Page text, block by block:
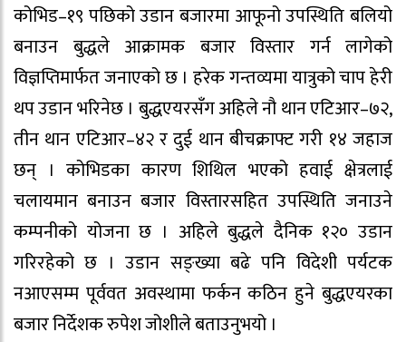
कोभिड–१९ पछिको उडान बजारमा आफूनो उपस्थिति बलियो
बनाउन बुद्धले आक्रामक बजार विस्तार गर्न लागेको
विज्ञप्तिमार्फत जनाएको छ । हरेक गन्तव्यमा यात्रुको चाप हेरी
थप उडान भरिनेछ । बुद्धएयरसँग अहिले नौ थान एटिआर–७२,
तीन थान एटिआर–४२ र दुई थान बीचक्राफ्ट गरी १४ जहाज
छन् । कोभिडका कारण शिथिल भएको हवाई क्षेत्रलाई
चलायमान बनाउन बजार विस्तारसहित उपस्थिति जनाउने
कम्पनीको योजना छ । अहिले बुद्धले दैनिक १२० उडान
गरिरहेको छ । उडान सङ्ख्या बढे पनि विदेशी पर्यटक
नआएसम्म पूर्ववत अवस्थामा फर्कन कठिन हुने बुद्धएयरका
बजार निर्देशक रुपेश जोशीले बताउनुभयो ।